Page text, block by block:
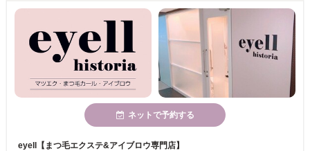
ネットで予約する
eyell【まつ毛エクステ&アイブロウ専門店】